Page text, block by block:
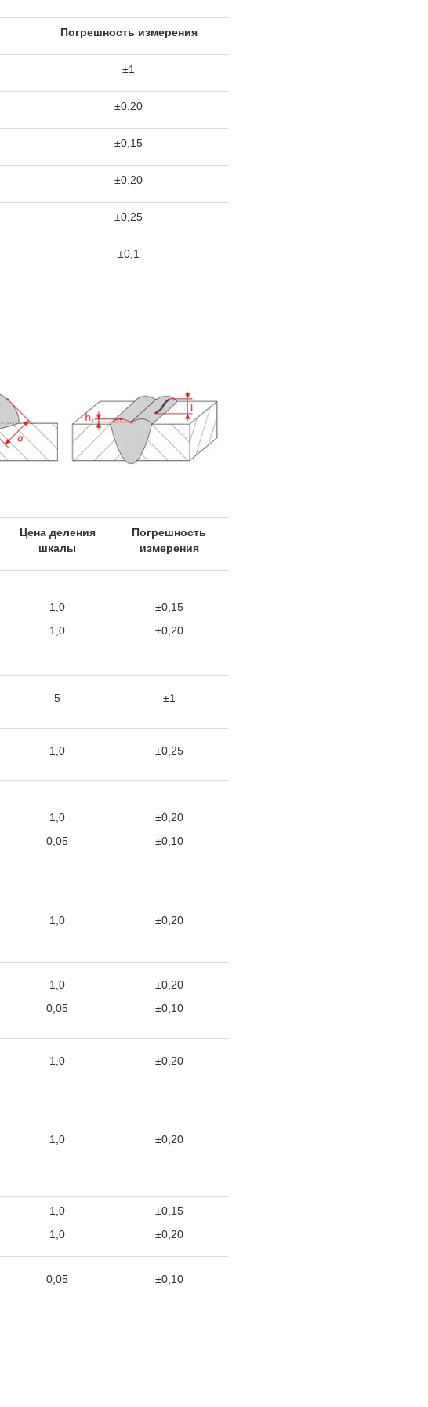
Погрешность измерения
±1
±0,20
±0,15
±0,20
±0,25
±0,1
Цена деления
шкалы
Погрешность
измерения
1,0
1,0
±0,15
±0,20
5 ±1
1,0 ±0,25
1,0
0,05
±0,20
±0,10
1,0 ±0,20
1,0
0,05
±0,20
±0,10
1,0 ±0,20
1,0
±0,20
1,0
1,0
±0,15
±0,20
0,05 ±0,10